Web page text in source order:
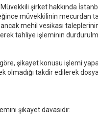
Müvekkili şirket hakkında
müvekkilinin mecurdan
mehil vesikası
tahliye işleminin
şikayet konusu işlemi
olmadığı takdir edilerek
şikayet davasıdır.